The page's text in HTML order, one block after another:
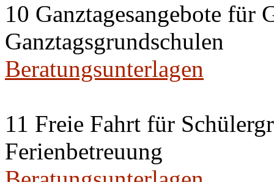
10 Ganztagesangebote für
Ganztagsgrundschulen
Beratungsunterlagen
11 Freie Fahrt für
Ferienbetreuung